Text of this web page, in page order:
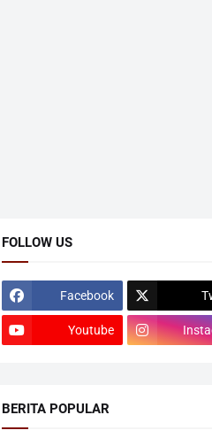
FOLLOW US
Facebook
Youtube
BERITA POPULAR